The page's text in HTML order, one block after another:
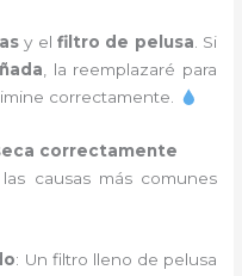
y el filtro de pelusa. Si
, la reemplazaré para
correctamente.
correctamente
causas más comunes
: Un filtro lleno de pelusa